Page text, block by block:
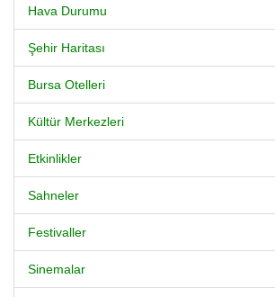
Hava Durumu
Şehir Haritası
Bursa Otelleri
Kültür Merkezleri
Etkinlikler
Sahneler
Festivaller
Sinemalar